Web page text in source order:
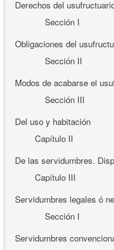
Derechos del
Sección I
Obligaciones del
Sección II
Modos de acabarse el
Sección III
Del uso y habitación
Capítulo II
De las servidumbres.
Capítulo III
Servidumbres legales ó
Sección I
Servidumbres